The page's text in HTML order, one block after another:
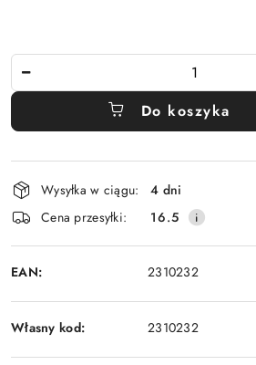
Do koszyka
Dostępność
i
dostawa
Wysyłka w ciągu:
4 dni
Cena przesyłki:
16.5
EAN: 2310232
Własny kod: 2310232